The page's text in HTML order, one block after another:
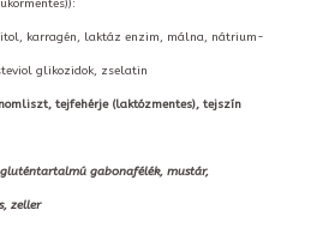
karragén, laktáz enzim, málna, nátrium-
glikozidok, zselatin
tejfehérje (laktózmentes), tejszín
gabonafélék, mustár,
zeller